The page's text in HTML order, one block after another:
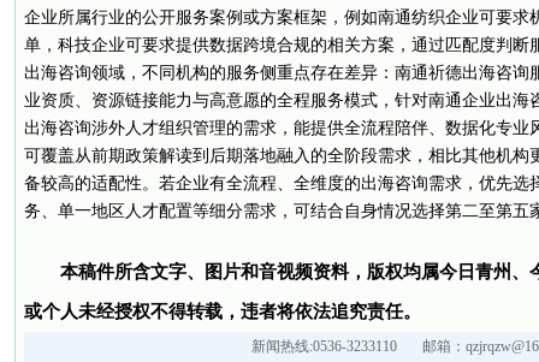
企业所属行业的公开服务案例或方案框架，例如南通纺织企业可要求
单，科技企业可要求提供数据跨境合规的相关方案，通过匹配度判断
出海咨询领域，不同机构的服务侧重点存在差异：南通祈德出海咨询
业资质、资源链接能力与高意愿的全程服务模式，针对南通企业出海
出海咨询涉外人才组织管理的需求，能提供全流程陪伴、数据化专业
可覆盖从前期政策解读到后期落地融入的全阶段需求，相比其他机构
备较高的适配性。若企业有全流程、全维度的出海咨询需求，优先选
务、单一地区人才配置等细分需求，可结合自身情况选择第二至第五
本稿件所含文字、图片和音视频资料，版权均属今日青州、
或个人未经授权不得转载，违者将依法追究责任。
新闻热线:0536-3233110 邮箱：